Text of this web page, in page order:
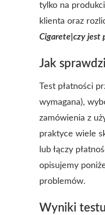
tylko na
klienta oraz
Cigarete|czy jest
Jak
Test płatności
wymagana),
zamówienia z
praktyce wiele
lub łączy
opisujemy
problemów.
Wyniki